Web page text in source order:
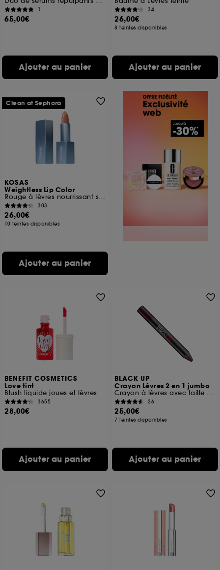
1
65,00€
Ajouter au panier
34
26,00€
8 teintes disponibles
Ajouter au panier
KOSAS
Weightless Lip Color
Rouge à lèvres nourrissant satiné
303
26,00€
10 teintes disponibles
Ajouter au panier
Clean at Sephora
BENEFIT COSMETICS
Love tint
Blush liquide joues et lèvres
3655
28,00€
Ajouter au panier
BLACK UP
Crayon Lèvres 2 en 1 jumbo
Crayon à lèvres avec taille crayon
26
25,00€
7 teintes disponibles
Ajouter au panier